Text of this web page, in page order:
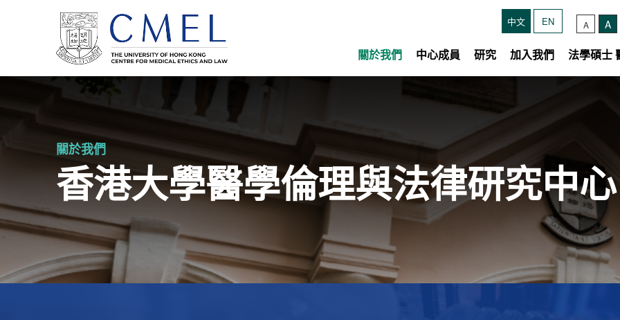
中文 EN A A
關於我們 中心成員 研究 加入我們 法學碩士
關於我們
香港大學醫學倫理與法律研究中心